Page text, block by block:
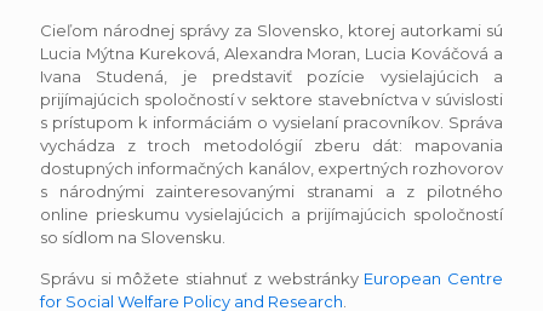
Cieľom národnej správy za Slovensko, ktorej autorkami sú
Lucia Mýtna Kureková, Alexandra Moran, Lucia Kováčová a
Ivana Studená, je predstaviť pozície vysielajúcich a
prijímajúcich spoločností v sektore stavebníctva v súvislosti
s prístupom k informáciám o vysielaní pracovníkov. Správa
vychádza z troch metodológií zberu dát: mapovania
dostupných informačných kanálov, expertných rozhovorov
s národnými zainteresovanými stranami a z pilotného
online prieskumu vysielajúcich a prijímajúcich spoločností
so sídlom na Slovensku.
Správu si môžete stiahnuť z webstránky European Centre
for Social Welfare Policy and Research